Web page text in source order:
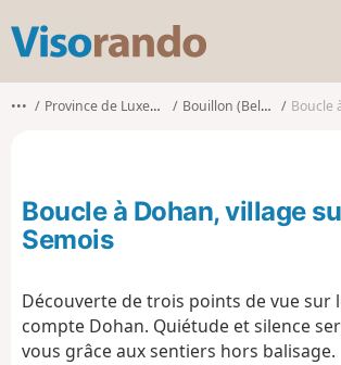
s
o
o
••• Province de Luxembourg Bouillon (Belgique) Boucle à
Boucle à Dohan, village
Semois
Découverte de trois points de vue sur
compte Dohan. Quiétude et silence
vous grâce aux sentiers hors balisage.